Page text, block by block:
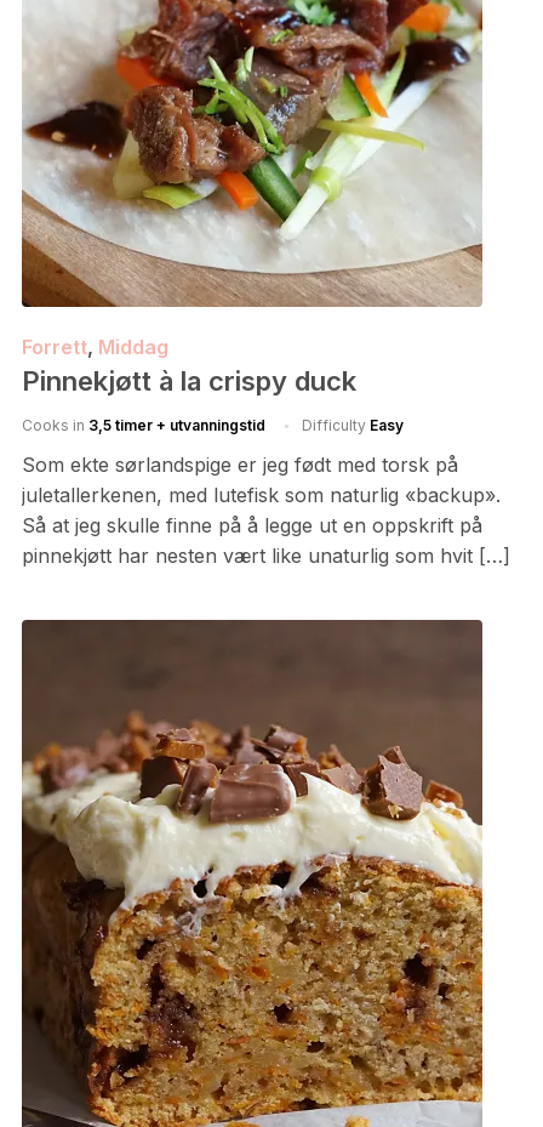
Forrett, Middag
Pinnekjøtt à la crispy duck
Cooks in 3,5 timer + utvanningstid Difficulty Easy
Som ekte sørlandspige er jeg født med torsk på
juletallerkenen, med lutefisk som naturlig «backup».
Så at jeg skulle finne på å legge ut en oppskrift på
pinnekjøtt har nesten vært like unaturlig som hvit […]